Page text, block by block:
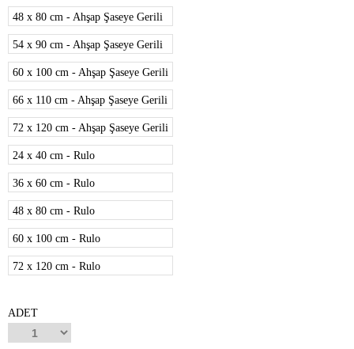
48 x 80 cm - Ahşap Şaseye Gerili
54 x 90 cm - Ahşap Şaseye Gerili
60 x 100 cm - Ahşap Şaseye Gerili
66 x 110 cm - Ahşap Şaseye Gerili
72 x 120 cm - Ahşap Şaseye Gerili
24 x 40 cm - Rulo
36 x 60 cm - Rulo
48 x 80 cm - Rulo
60 x 100 cm - Rulo
72 x 120 cm - Rulo
ADET